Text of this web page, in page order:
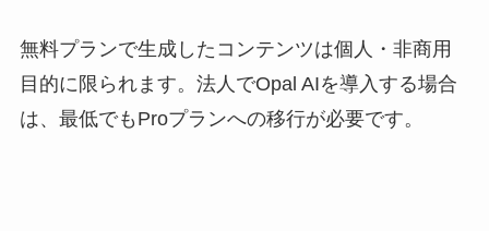
無料プランで生成したコンテンツは個人・非商用
目的に限られます。法人でOpal AIを導入する場合
は、最低でもProプランへの移行が必要です。